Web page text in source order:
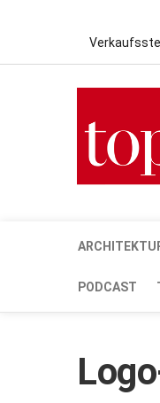
PODCAST